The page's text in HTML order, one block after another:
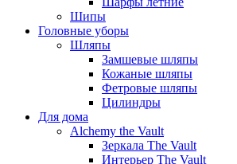
Шипы
Головные уборы
Шляпы
Замшевые шляпы
Кожаные шляпы
Фетровые шляпы
Цилиндры
Для дома
Alchemy the Vault
Зеркала The Vault
Интерьер The Vault